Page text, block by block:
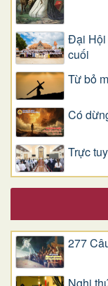
Đại Hội
cuối
Từ bỏ
Có
Trực
277